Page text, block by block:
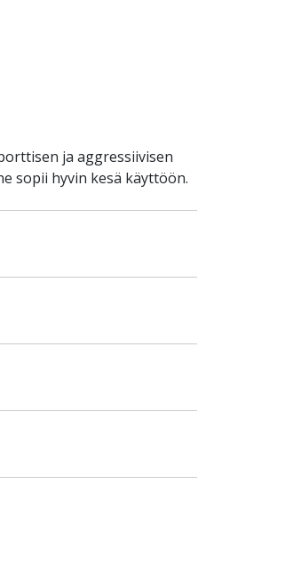
ja aggressiivisen
sopii hyvin kesä käyttöön.